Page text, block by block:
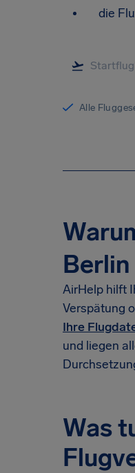
die
Alle
AirHelp hilft
Verspätung
Ihre
und liegen
Was